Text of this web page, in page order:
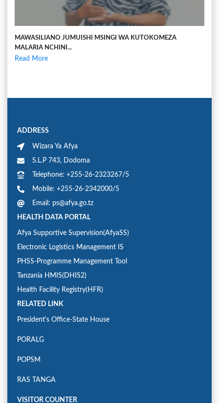
MAWASILIANO JUMUISHI MSINGI WA KUTOKOMEZA
MALARIA NCHINI...
Read More
ADDRESS
Wizara Ya Afya
S.L.P 743, Dodoma
Telephone: +255-26-2323267/5
Mobile: +255-26-2342000/5
Email: ps@afya.go.tz
HEALTH DATA PORTAL
Afya Supportive Supervision(AfyaSS)
Electronic Logistics Management IS
PHSS-Programme Management Tool
Tanzania HMIS(DHIS2)
Health Facility Registry(HFR)
RELATED LINK
President's Office-State House
PORALG
POPSM
RAS TANGA
VISITOR COUNTER